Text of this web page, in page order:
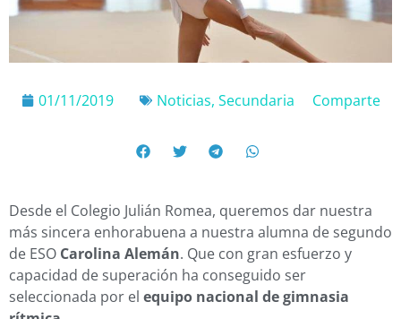
01/11/2019 Noticias, Secundaria Comparte
Desde el Colegio Julián Romea, queremos dar nuestra
más sincera enhorabuena a nuestra alumna de segundo
de ESO Carolina Alemán. Que con gran esfuerzo y
capacidad de superación ha conseguido ser
seleccionada por el equipo nacional de gimnasia